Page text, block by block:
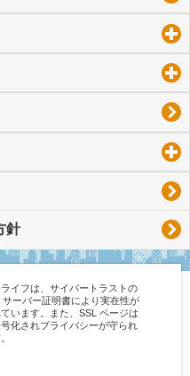
針
イフは、サイバートラストの
サーバー証明書により実在性が
います。また、SSL ページは
化されプライバシーが守られ